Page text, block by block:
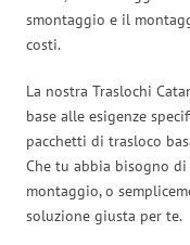
smontaggio e il
costi.
La nostra Traslochi
base alle esigenze
pacchetti di trasloco
Che tu abbia bisogno
montaggio, o
soluzione giusta per te.